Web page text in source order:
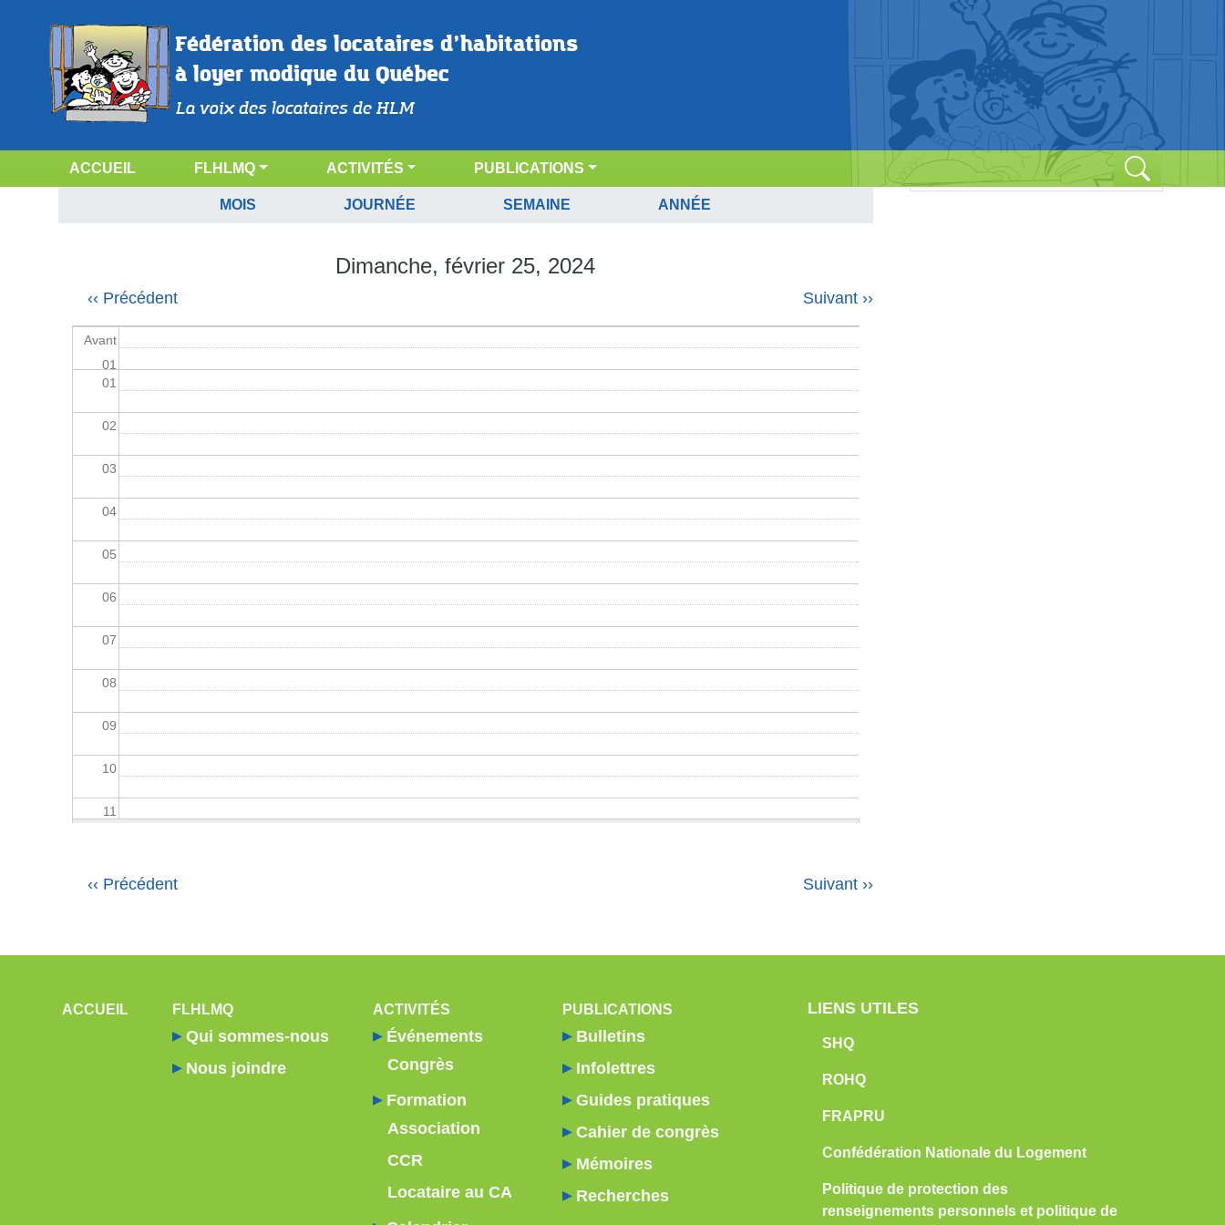
Fédération des locataires d’habitations
à loyer modique du Québec
La voix des locataires de HLM
NAVIGATION PRINCIPALE
ACCUEIL FLHLMQ ACTIVITÉS PUBLICATIONS
Calendrier
MOIS JOURNÉE SEMAINE ANNÉE
Dimanche, février 25, 2024
Pagination
‹‹ Précédent Suivant ››
Avant
01
01
02
03
04
05
06
07
08
09
10
11
Pagination
‹‹ Précédent Suivant ››
À venir Passés
NAVIGATION PRINCIPALE
ACCUEIL FLHLMQ
Qui sommes-nous
Nous joindre
ACTIVITÉS
Événements
Congrès
Formation
Association
CCR
Locataire au CA
PUBLICATIONS
Bulletins
Infolettres
Guides pratiques
Cahier de congrès
Mémoires
Recherches
LIENS UTILES
SHQ
ROHQ
FRAPRU
Confédération Nationale du Logement
Politique de protection des
renseignements personnels et politique de